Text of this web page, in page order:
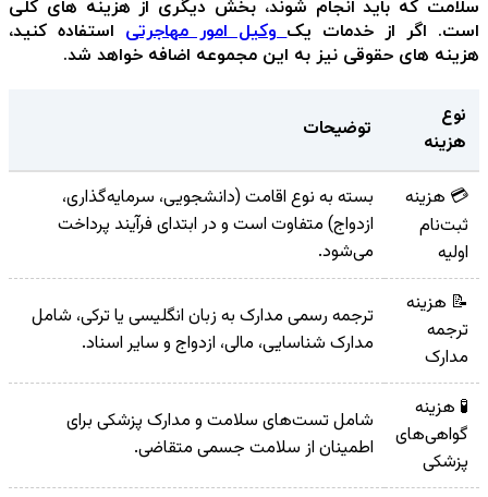
سلامت که باید انجام شوند، بخش دیگری از هزینه های کلی
است. اگر از خدمات یکوکیل امور مهاجرتی استفاده کنید،
هزینه های حقوقی نیز به این مجموعه اضافه خواهد شد.
نوع
هزینه
توضیحات
💳 هزینه
ثبت‌نام
اولیه
بسته به نوع اقامت (دانشجویی، سرمایه‌گذاری،
ازدواج) متفاوت است و در ابتدای فرآیند پرداخت
می‌شود.
📝 هزینه
ترجمه
مدارک
ترجمه رسمی مدارک به زبان انگلیسی یا ترکی، شامل
مدارک شناسایی، مالی، ازدواج و سایر اسناد.
🧪 هزینه
گواهی‌های
پزشکی
شامل تست‌های سلامت و مدارک پزشکی برای
اطمینان از سلامت جسمی متقاضی.